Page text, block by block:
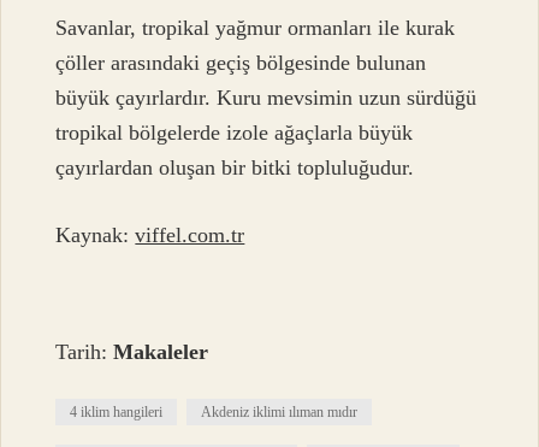
Savanlar, tropikal yağmur ormanları ile kurak
çöller arasındaki geçiş bölgesinde bulunan
büyük çayırlardır. Kuru mevsimin uzun sürdüğü
tropikal bölgelerde izole ağaçlarla büyük
çayırlardan oluşan bir bitki topluluğudur.
Kaynak:viffel.com.tr
Tarih:Makaleler
4 iklim hangileri Akdeniz iklimi ılıman mıdır